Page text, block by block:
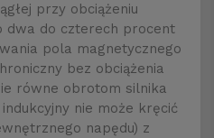
przy obciążeniu
dwa do czterech procent
pola magnetycznego
bez obciążenia
równe obrotom silnika
nie może kręcić
napędu) z